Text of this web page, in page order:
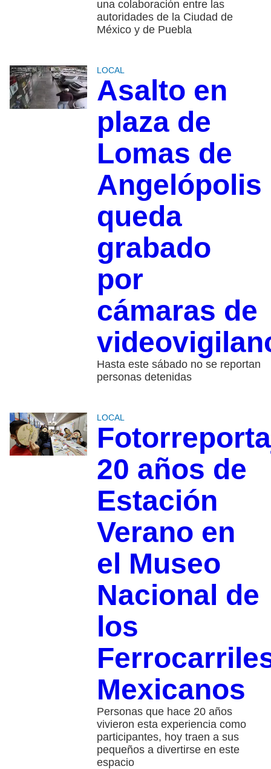
una colaboración entre las
autoridades de la Ciudad de
México y de Puebla
LOCAL
Asalto en
plaza de
Lomas de
Angelópolis
queda
grabado
por
cámaras de
Hasta este sábado no se reportan
personas detenidas
LOCAL
20 años de
Estación
Verano en
el Museo
Nacional de
los
Mexicanos
Personas que hace 20 años
vivieron esta experiencia como
participantes, hoy traen a sus
pequeños a divertirse en este
espacio